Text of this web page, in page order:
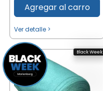
Agregar al carro
Ver detalle >
Black Week